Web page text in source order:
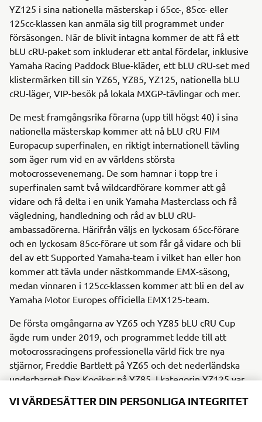
YZ125 i sina nationella mästerskap i 65cc-, 85cc- eller
125cc-klassen kan anmäla sig till programmet under
försäsongen. När de blivit intagna kommer de att få ett
bLU cRU-paket som inkluderar ett antal fördelar, inklusive
Yamaha Racing Paddock Blue-kläder, ett bLU cRU-set med
klistermärken till sin YZ65, YZ85, YZ125, nationella bLU
cRU-läger, VIP-besök på lokala MXGP-tävlingar och mer.
De mest framgångsrika förarna (upp till högst 40) i sina
nationella mästerskap kommer att nå bLU cRU FIM
Europacup superfinalen, en riktigt internationell tävling
som äger rum vid en av världens största
motocrossevenemang. De som hamnar i topp tre i
superfinalen samt två wildcardförare kommer att gå
vidare och få delta i en unik Yamaha Masterclass och få
vägledning, handledning och råd av bLU cRU-
ambassadörerna. Härifrån väljs en lyckosam 65cc-förare
och en lyckosam 85cc-förare ut som får gå vidare och bli
del av ett Supported Yamaha-team i vilket han eller hon
kommer att tävla under nästkommande EMX-säsong,
medan vinnaren i 125cc-klassen kommer att bli en del av
Yamaha Motor Europes officiella EMX125-team.
De första omgångarna av YZ65 och YZ85 bLU cRU Cup
ägde rum under 2019, och programmet ledde till att
motocrossracingens professionella värld fick tre nya
stjärnor, Freddie Bartlett på YZ65 och det nederländska
underbarnet Dex Kooiker på YZ85. I kategorin YZ125 var
MJC Yamahas officiella EMX125-team i EMX125-
VI VÄRDESÄTTER DIN PERSONLIGA INTEGRITET